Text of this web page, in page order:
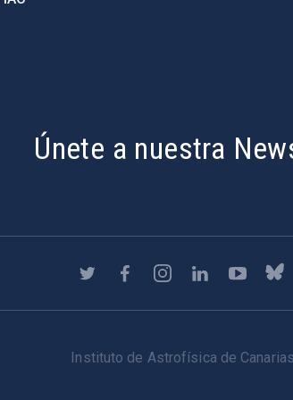
Únete a nuestra
Instituto de Astrofísica de Canarias